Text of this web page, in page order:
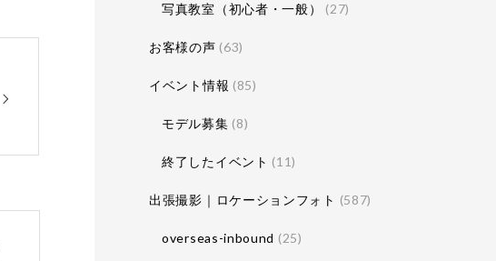
写真教室（初心者・一般） (27)
お客様の声 (63)
イベント情報 (85)
モデル募集 (8)
終了したイベント (11)
出張撮影｜ロケーションフォト (587)
overseas-inbound (25)